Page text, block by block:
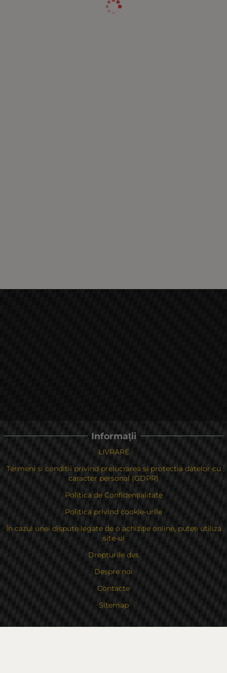
Informații
LIVRARE
Termeni si conditii privind prelucrarea si protectia datelor cu
caracter personal (GDPR)
Politica de Confidențialitate
Politica privind cookie-urile
În cazul unei dispute legate de o achiziție online, puteți utiliza
site-ul
Drepturile dvs
Despre noi
Contacte
Sitemap